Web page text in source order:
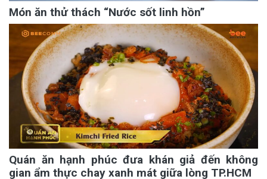
Món ăn thử thách “Nước sốt linh hồn”
Quán ăn hạnh phúc đưa khán giả đến không
gian ẩm thực chay xanh mát giữa lòng TP.HCM